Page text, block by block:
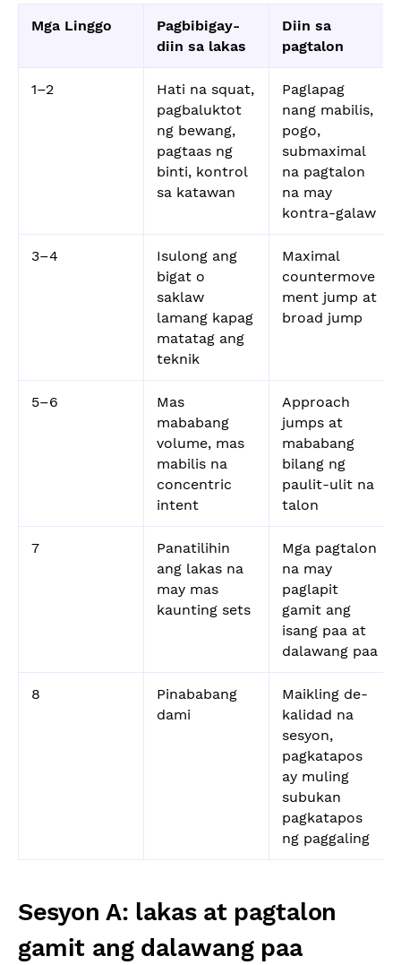
Mga Linggo
Pagbibigay-
diin sa lakas
Diin sa
pagtalon
1–2
Hati na squat,
pagbaluktot
ng bewang,
pagtaas ng
binti, kontrol
sa katawan
Paglapag
nang mabilis,
pogo,
submaximal
na pagtalon
na may
kontra-galaw
3–4
Isulong ang
bigat o
saklaw
lamang kapag
matatag ang
teknik
Maximal
countermove
ment jump at
broad jump
5–6
Mas
mababang
volume, mas
mabilis na
concentric
intent
Approach
jumps at
mababang
bilang ng
paulit-ulit na
talon
7
Panatilihin
ang lakas na
may mas
kaunting sets
Mga pagtalon
na may
paglapit
gamit ang
isang paa at
dalawang paa
8
Pinababang
dami
Maikling de-
kalidad na
sesyon,
pagkatapos
ay muling
subukan
pagkatapos
ng paggaling
Sesyon A: lakas at pagtalon
gamit ang dalawang paa